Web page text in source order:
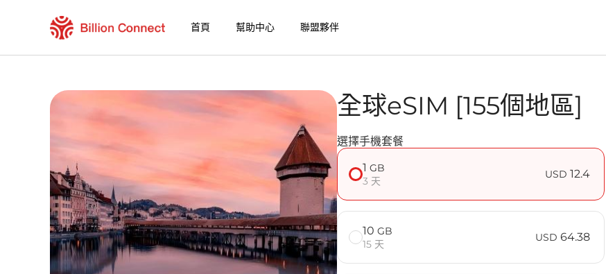
首頁 幫助中心 聯盟夥伴
包含目前目的地的區域套餐
如何享受您的 eSIM？
在 Chad 使用 Billion Connect eSIM 的優勢
Billion Connect 全球eSIM [155個地區] 常見問題
選擇您的目的地與數據套餐
安裝您的 eSIM
享受您的數據套餐
穩定的網路連接
避免漫遊費用
全球eSIM [155個地區]
選擇手機套餐
1 GB
3 天
USD 12.4
10 GB
15 天
USD 64.38